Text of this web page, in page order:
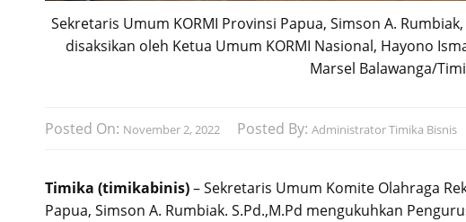
Sekretaris Umum KORMI Provinsi Papua, Simson A.
disaksikan oleh Ketua Umum KORMI Nasional, Hayono
Marsel Balawanga/
Posted On: November 2, 2022 Posted By: Administrator Timika Bisnis
Timika (timikabinis)– Sekretaris Umum Komite Olahraga
Papua, Simson A. Rumbiak. S.Pd.,M.Pd mengukuhkan